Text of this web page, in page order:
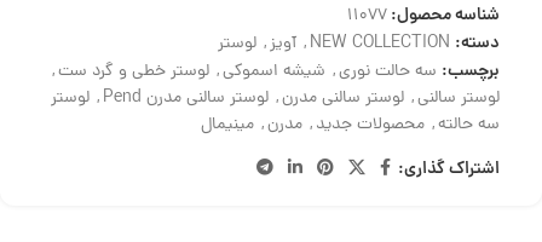
شناسه محصول:11077
دسته: NEW COLLECTION
, آویز, لوستر
برچسب: سه حالت نوری, شیشه اسموکی, لوستر خطی و گرد ست,
لوستر سالنی, لوستر سالنی مدرن, لوستر سالنی مدرن Pend , لوستر
سه حالته, محصولات جدید, مدرن, مینیمال
اشتراک گذاری: